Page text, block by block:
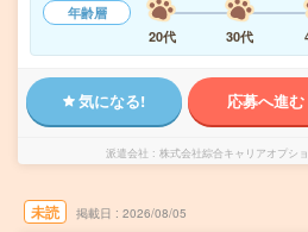
年齢層
20代
30代
気になる! 応募へ進む
派遣会社 株式会社綜合キャリアオプシ
未読 掲載日 2026/08/05